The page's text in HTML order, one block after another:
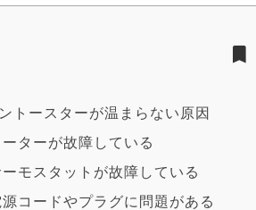
トースターが温まらない原因
ーターが故障している
モスタットが故障している
源コードやプラグに問題がある